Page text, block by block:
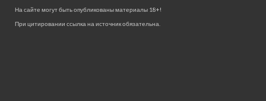
На сайте могут быть опубликованы материалы 18+!
При цитировании ссылка на источник обязательна.